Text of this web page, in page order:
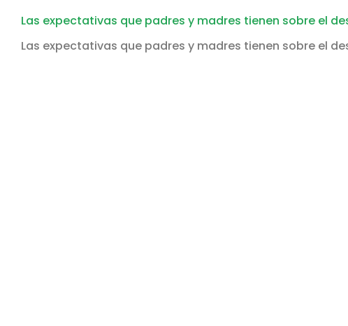
Las expectativas que padres y madres tienen sobre el
Las expectativas que padres y madres tienen sobre el